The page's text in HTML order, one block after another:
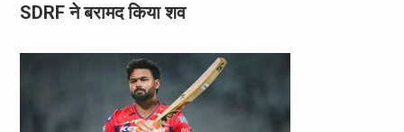
SDRF ने बरामद किया शव